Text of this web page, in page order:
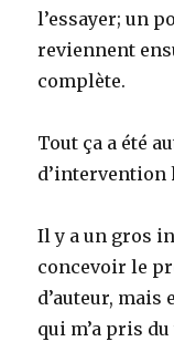
l’essayer; un
reviennent
complète.
Tout ça a été
d’intervention
Il y a un gros
concevoir le
d’auteur, mais
qui m’a pris